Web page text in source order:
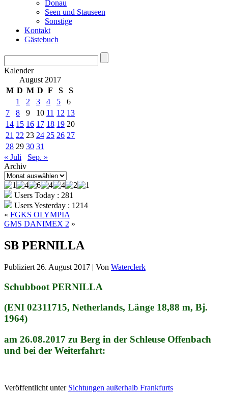
Donau
Seen und Stauseen
Sonstige
Kontakt
Gästebuch
Kalender
August 2017
M D M D F S
S
1
2 3 4 5
6
7
8 9 10 11 12 13
14 15 16 17 18 19 20
21 22 23 24 25 26 27
28 29 30 31
« Juli
Sep. »
Archiv
Archiv
Users Today : 281
Users Yesterday : 1214
« FGKS OLYMPIA
GMS DANIMEX 2 »
SB PERNILLA
Publiziert 26. August 2017 | Von Waterclerk
Schubboot PERNILLA
(ENI 02311715, Netherlands, Länge 18,88 m, Bj.
1964)
am 26.08.2017 zu Berg in der Schleuse Offenbach
und bei der Weiterfahrt:
Veröffentlicht unter Sichtungen außerhalb Frankfurts